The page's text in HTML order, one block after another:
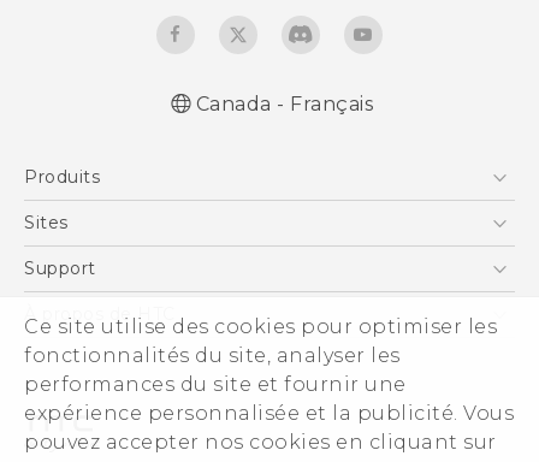
Ce site utilise des cookies pour optimiser les
fonctionnalités du site, analyser les
performances du site et fournir une
expérience personnalisée et la publicité. Vous
pouvez accepter nos cookies en cliquant sur
Canada - Français
Produits
5G
EXODUS
VIVE
VIVEPORT
Sites
HTC Dev
Support
Statut de la commande
Aide à la commande
Politique de garantie
À propos de HTC
ESG
Investisseurs (Anglais)
Sécurité du produit